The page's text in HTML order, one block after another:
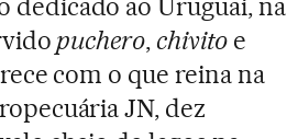
ao Uruguai, na
puchero, chivito e
com o que reina na
JN, dez